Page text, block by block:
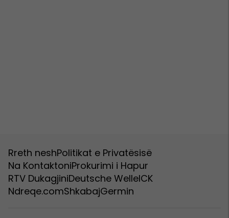
Rreth neshPolitikat e Privatësisë
Na KontaktoniProkurimi i Hapur
RTV DukagjiniDeutsche WelleICK
Ndreqe.comShkabajGermin